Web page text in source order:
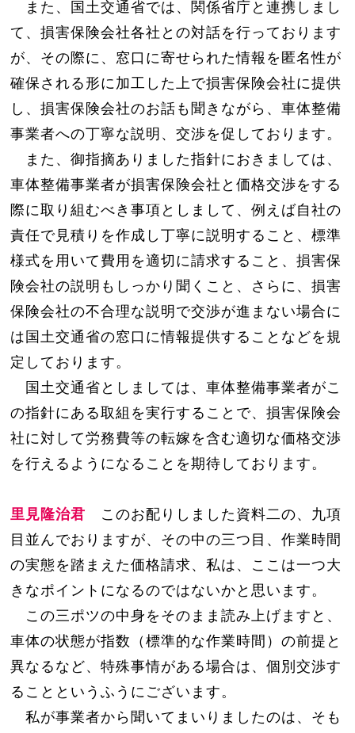
また、国土交通省では、関係省庁と連携しまし
て、損害保険会社各社との対話を行っております
が、その際に、窓口に寄せられた情報を匿名性が
確保される形に加工した上で損害保険会社に提供
し、損害保険会社のお話も聞きながら、車体整備
事業者への丁寧な説明、交渉を促しております。
また、御指摘ありました指針におきましては、
車体整備事業者が損害保険会社と価格交渉をする
際に取り組むべき事項としまして、例えば自社の
責任で見積りを作成し丁寧に説明すること、標準
様式を用いて費用を適切に請求すること、損害保
険会社の説明もしっかり聞くこと、さらに、損害
保険会社の不合理な説明で交渉が進まない場合に
は国土交通省の窓口に情報提供することなどを規
定しております。
国土交通省としましては、車体整備事業者がこ
の指針にある取組を実行することで、損害保険会
社に対して労務費等の転嫁を含む適切な価格交渉
を行えるようになることを期待しております。
里見隆治君 このお配りしました資料二の、九項
目並んでおりますが、その中の三つ目、作業時間
の実態を踏まえた価格請求、私は、ここは一つ大
きなポイントになるのではないかと思います。
この三ポツの中身をそのまま読み上げますと、
車体の状態が指数（標準的な作業時間）の前提と
異なるなど、特殊事情がある場合は、個別交渉す
ることというふうにございます。
私が事業者から聞いてまいりましたのは、そも